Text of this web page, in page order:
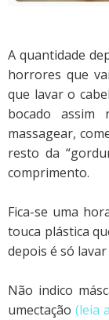
A quantidade
horrores que
que lavar o
bocado
massagear,
resto da
comprimento.
Fica-se uma
touca plástica
depois é só
Não indico
umectação (leia